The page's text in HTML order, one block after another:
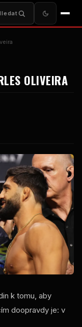
OLIVEIRA
k tomu, aby
doopravdy je: v